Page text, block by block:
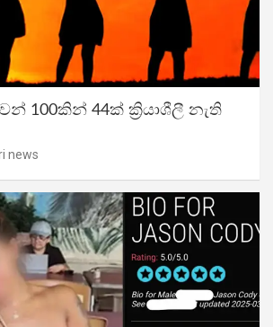
100කින් 44ක් ක්‍රියාශීලී නැති
news